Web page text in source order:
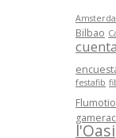
Bilbao
festafib
l'Oasi